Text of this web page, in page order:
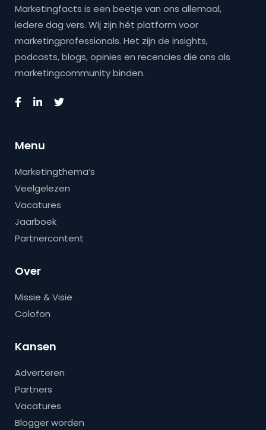
Marketingfacts is een beetje van ons allemaal,
iedere dag vers. Wij zijn hét platform voor
marketingprofessionals. Het zijn de insights,
podcasts, blogs, opinies en recencies die ons als
marketingcommunity binden.
Menu
Marketingthema’s
Veelgelezen
Vacatures
Jaarboek
Partnercontent
Over
Missie & Visie
Colofon
Kansen
Adverteren
Partners
Vacatures
Blogger worden